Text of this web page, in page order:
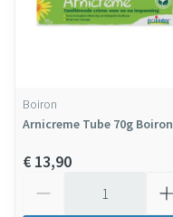
Boiron
Arnicreme Tube 70g Boiron
€ 13,90